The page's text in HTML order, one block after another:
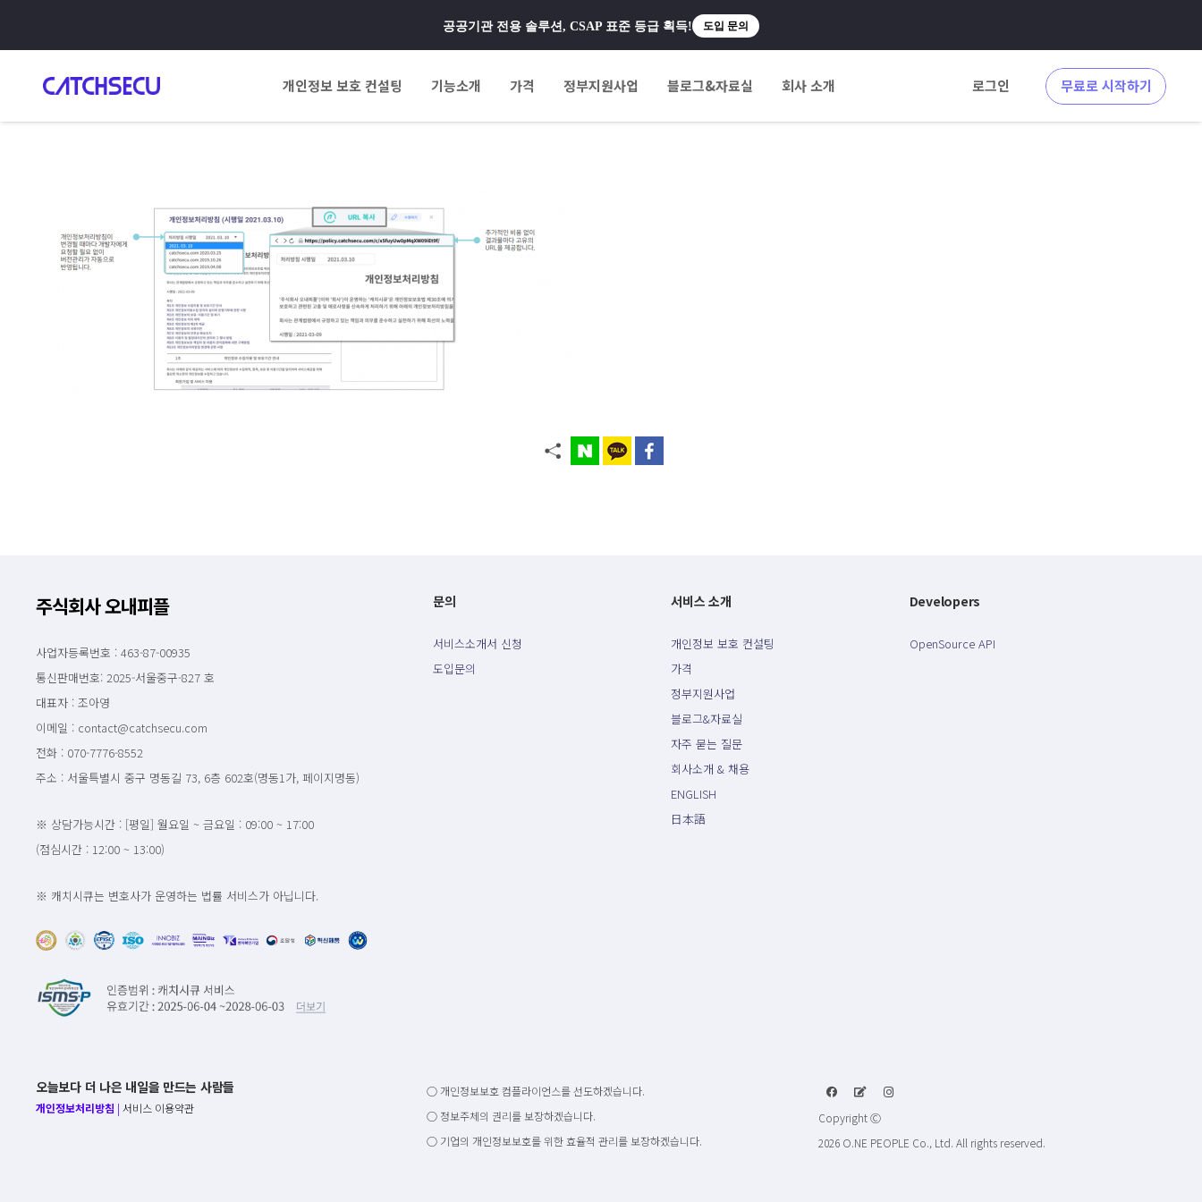
공공기관 전용 솔루션, CSAP 표준 등급 획득! 도입 문의
개인정보 보호 컨설팅 기능소개 가격 정부지원사업 블로그&자료실 회사 소개 로그인 무료로 시작하기
주식회사 오내피플
사업자등록번호 : 463-87-00935
통신판매번호: 2025-서울중구-827 호
대표자 : 조아영
이메일 : contact@catchsecu.com
전화 : 070-7776-8552
주소 : 서울특별시 중구 명동길 73, 6층 602호(명동1가, 페이지명동)
※ 상담가능시간 : [평일] 월요일 ~ 금요일 : 09:00 ~ 17:00
(점심시간 : 12:00 ~ 13:00)
※ 캐치시큐는 변호사가 운영하는 법률 서비스가 아닙니다.
문의
서비스소개서 신청
도입문의
서비스 소개
개인정보 보호 컨설팅
가격
정부지원사업
블로그&자료실
자주 묻는 질문
회사소개 & 채용
ENGLISH
日本語
Developers
OpenSource API
오늘보다 더 나은 내일을 만드는 사람들
개인정보처리방침 | 서비스 이용약관
○ 개인정보보호 컴플라이언스를 선도하겠습니다.
○ 정보주체의 권리를 보장하겠습니다.
○ 기업의 개인정보보호를 위한 효율적 관리를 보장하겠습니다.
Copyright Ⓒ
2026 O.NE PEOPLE Co., Ltd. All rights reserved.